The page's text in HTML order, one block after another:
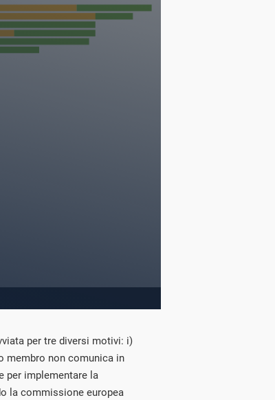
per tre diversi motivi: i)
membro non comunica in
per implementare la
la commissione europea